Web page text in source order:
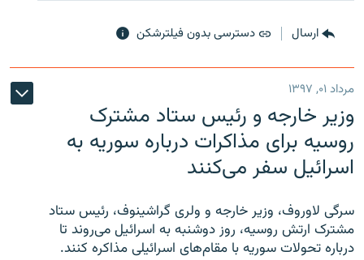
ارسال دسترسی بدون فیلترشکن
مرداد ۰۱, ۱۳۹۷
وزیر خارجه و رئیس‌ ستاد مشترک
روسیه برای مذاکرات درباره سوریه به
اسرائیل سفر می‌کنند
سرگی لاوروف، وزیر خارجه و ولری گراشینوف، رئیس ستاد
مشترک ارتش روسیه، روز دوشنبه به اسرائیل می‌روند تا
درباره تحولات سوریه با مقام‌های اسرائیلی مذاکره کنند.